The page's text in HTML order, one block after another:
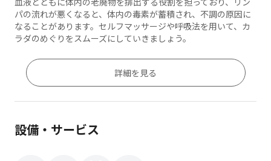
パの流れが悪くなると、体内の毒素が蓄積され、不調の原因に
なることがあります。セルフマッサージや呼吸法を用いて、カ
ラダのめぐりをスムーズにしていきましょう。
詳細を見る
設備・サービス